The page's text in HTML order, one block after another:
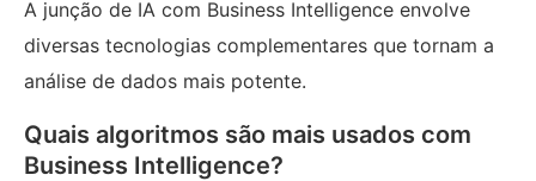
A junção de IA com Business Intelligence envolve
diversas tecnologias complementares que tornam a
análise de dados mais potente.
Quais algoritmos são mais usados com
Business Intelligence?